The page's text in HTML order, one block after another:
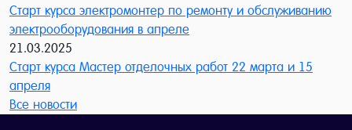
Старт курса электромонтер по ремонту и обслуживанию
электрооборудования в апреле
21.03.2025
Старт курса Мастер отделочных работ 22 марта и 15
апреля
Все новости